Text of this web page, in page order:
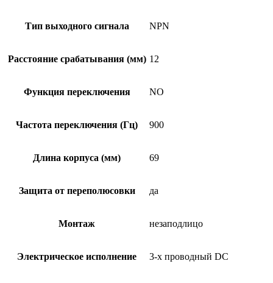
Тип выходного сигнала NPN
Расстояние срабатывания (мм) 12
Функция переключения NO
Частота переключения (Гц) 900
Длина корпуса (мм) 69
Защита от переполюсовки да
Монтаж незаподлицо
Электрическое исполнение 3-х проводный DC